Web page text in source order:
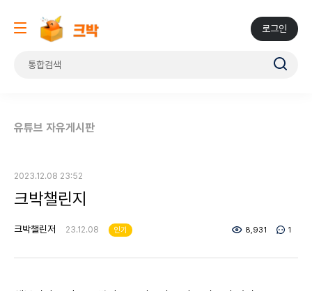
로그인
유튜브 자유게시판
2023.12.08 23:52
크박챌린지
크박챌린저 23.12.08 인기 8,931 1